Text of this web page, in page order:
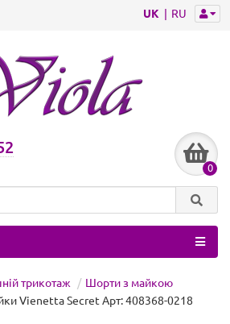
UK RU
0
трикотаж
Шорти з майкою
Vienetta Secret Арт: 408368-0218